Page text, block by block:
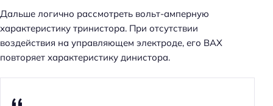
Дальше логично рассмотреть вольт-амперную
характеристику тринистора. При отсутствии
воздействия на управляющем электроде, его ВАХ
повторяет характеристику динистора.